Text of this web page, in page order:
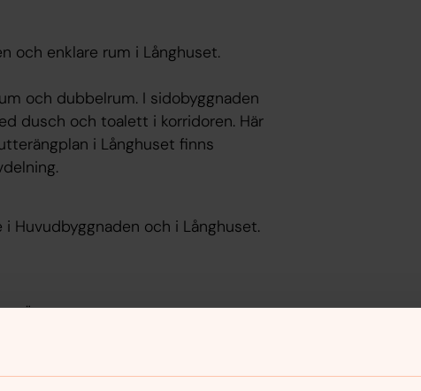
och enklare rum i Långhuset.
och dubbelrum. I sidobyggnaden
dusch och toalett i korridoren. Här
i Långhuset finns
Huvudbyggnaden och i Långhuset.
Örebro och Nora!
Lången – mitt i den svenska
trästaden Nora. Om du gillar att